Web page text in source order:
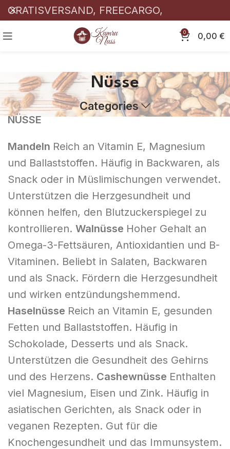
0 0,00 €
Nüsse
Categories
NÜSSE
Mandeln Reich an Vitamin E, Magnesium
und Ballaststoffen. Häufig in Backwaren, als
Snack oder in Müslimischungen verwendet.
Unterstützen die Herzgesundheit und
können helfen, den Blutzuckerspiegel zu
kontrollieren. Walnüsse Hoher Gehalt an
Omega-3-Fettsäuren, Antioxidantien und B-
Vitaminen. Beliebt in Salaten, Backwaren
und als Snack. Fördern die Herzgesundheit
und wirken entzündungshemmend.
Haselnüsse Reich an Vitamin E, gesunden
Fetten und Ballaststoffen. Häufig in
Schokolade, Desserts und als Snack.
Unterstützen die Gesundheit des Gehirns
und des Herzens. Cashewnüsse Enthalten
viel Magnesium, Eisen und Zink. Häufig in
asiatischen Gerichten, als Snack oder in
veganen Rezepten. Gut für die
Knochengesundheit und das Immunsystem.
GRATISVERSAND, FREECARGO,
KOSTENLOSER! 🎉